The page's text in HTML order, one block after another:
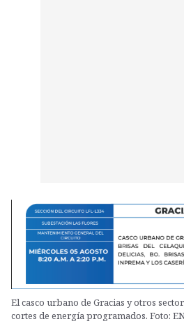
El casco urbano de Gracias y otros
cortes de energía programados. Foto: